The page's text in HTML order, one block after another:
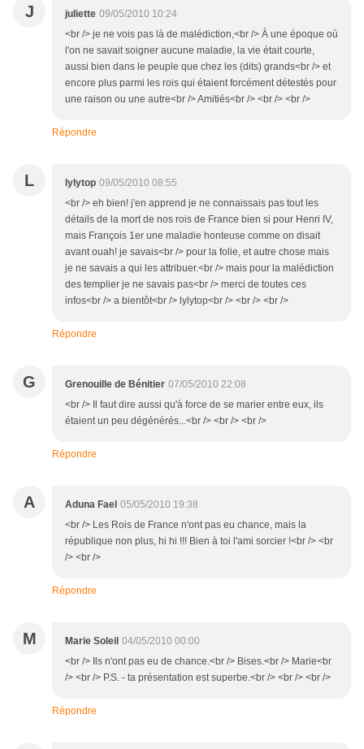
J juliette 09/05/2010 10:24
<br /> je ne vois pas là de malédiction,<br /> À une époque où
l'on ne savait soigner aucune maladie, la vie était courte,
aussi bien dans le peuple que chez les (dits) grands<br /> et
encore plus parmi les rois qui étaient forcément détestés pour
une raison ou une autre<br /> Amitiés<br /> <br /> <br />
Répondre
L lylytop 09/05/2010 08:55
<br /> eh bien! j'en apprend je ne connaissais pas tout les
détails de la mort de nos rois de France bien si pour Henri IV,
mais François 1er une maladie honteuse comme on disait
avant ouah! je savais<br /> pour la folie, et autre chose mais
je ne savais a qui les attribuer.<br /> mais pour la malédiction
des templier je ne savais pas<br /> merci de toutes ces
infos<br /> a bientôt<br /> lylytop<br /> <br /> <br />
Répondre
G Grenouille de Bénitier 07/05/2010 22:08
<br /> Il faut dire aussi qu'à force de se marier entre eux, ils
étaient un peu dégénérés...<br /> <br /> <br />
Répondre
A Aduna Fael 05/05/2010 19:38
<br /> Les Rois de France n'ont pas eu chance, mais la
république non plus, hi hi !!! Bien à toi l'ami sorcier !<br /> <br
/> <br />
Répondre
M Marie Soleil 04/05/2010 00:00
<br /> Ils n'ont pas eu de chance.<br /> Bises.<br /> Marie<br
/> <br /> P.S. - ta présentation est superbe.<br /> <br /> <br />
Répondre